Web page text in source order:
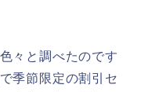
々と調べたのです
季節限定の割引セ